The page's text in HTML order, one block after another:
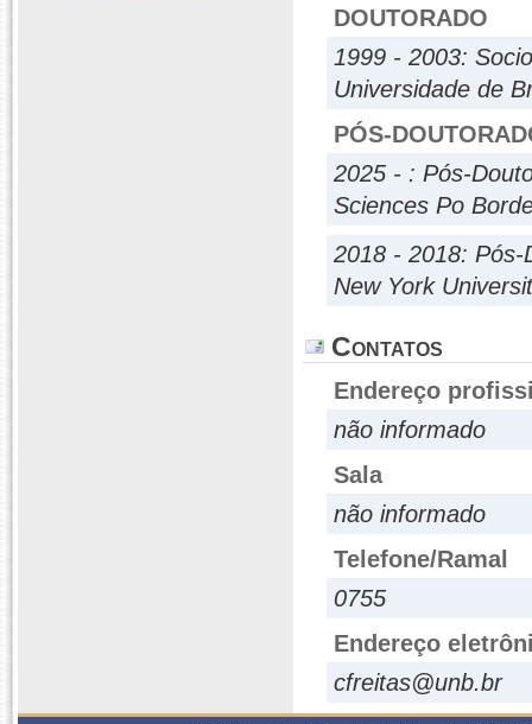
DOUTORADO
1999 - 2003:
Universidade de
PÓS-
2025 - : Pós-
Sciences Po
2018 - 2018: Pós-
New York
Contatos
Endereço
não informado
Sala
não informado
Telefone/Ramal
0755
Endereço
cfreitas@unb.br